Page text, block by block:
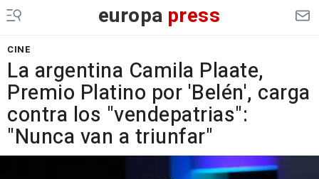
europa press
CINE
La argentina Camila Plaate,
Premio Platino por 'Belén', carga
contra los "vendepatrias":
"Nunca van a triunfar"